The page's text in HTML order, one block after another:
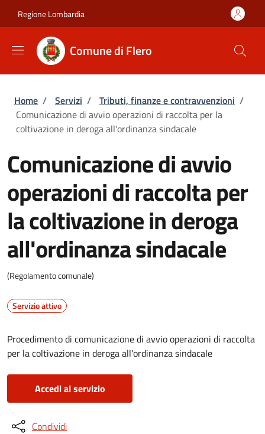
Regione Lombardia
Comune di Flero
Briciole di pane
Home / Servizi / Tributi, finanze e contravvenzioni /
Comunicazione di avvio operazioni di raccolta per la
coltivazione in deroga all'ordinanza sindacale
Comunicazione di avvio
operazioni di raccolta per
la coltivazione in deroga
all'ordinanza sindacale
(Regolamento comunale)
Servizio attivo
Procedimento di comunicazione di avvio operazioni di raccolta
per la coltivazione in deroga all'ordinanza sindacale
Accedi al servizio
Condividi